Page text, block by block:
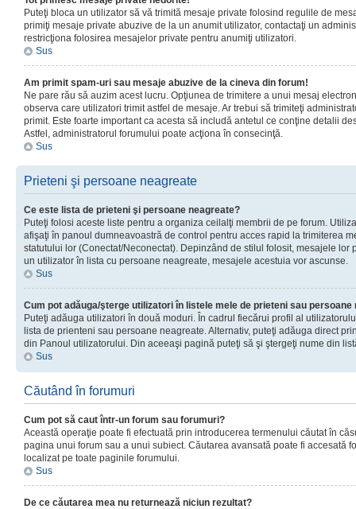
Puteţi bloca un utilizator să vă trimită mesaje private folosind regulile de
primiţi mesaje private abuzive de la un anumit utilizator, contactaţi un
restricţiona folosirea mesajelor private pentru anumiţi utilizatori.
Sus
Am primit spam-uri sau mesaje abuzive de la cineva din forum!
Ne pare rău să auzim acest lucru. Opţiunea de trimitere a unui mesaj
observa care utilizatori trimit astfel de mesaje. Ar trebui să trimiteţi
primit. Este foarte important ca acesta să includă antetul ce conţine detalii
Astfel, administratorul forumului poate acţiona în consecinţă.
Sus
Prieteni şi persoane neagreate
Ce este lista de prieteni şi persoane neagreate?
Puteţi folosi aceste liste pentru a organiza ceilalţi membrii de pe forum.
afişaţi în panoul dumneavoastră de control pentru acces rapid la trimiterea
statutului lor (Conectat/Neconectat). Depinzând de stilul folosit, mesajele lor
un utilizator în lista cu persoane neagreate, mesajele acestuia vor ascunse.
Sus
Cum pot adăuga/şterge utilizatori în listele mele de prieteni sau persoane
Puteţi adăuga utilizatori în două moduri. În cadrul fiecărui profil al
lista de prienteni sau persoane neagreate. Alternativ, puteţi adăuga direct
din Panoul utilizatorului. Din aceeaşi pagină puteţi să şi ştergeţi nume din
Sus
Căutând în forumuri
Cum pot să caut într-un forum sau forumuri?
Această operaţie poate fi efectuată prin introducerea termenului căutat în
pagina unui forum sau a unui subiect. Căutarea avansată poate fi accesată
localizat pe toate paginile forumului.
Sus
De ce căutarea mea nu returnează niciun rezultat?